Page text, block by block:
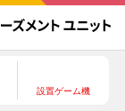
設置ゲーム機